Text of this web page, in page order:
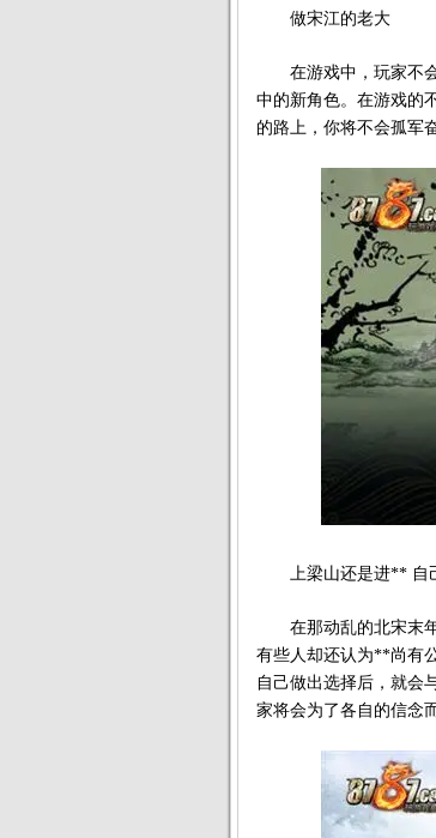
做宋江的老大
在游戏中，玩家不会
中的新角色。在游戏的
的路上，你将不会孤军
上梁山还是进** 自
在那动乱的北宋末年
有些人却还认为**尚有
自己做出选择后，就会
家将会为了各自的信念